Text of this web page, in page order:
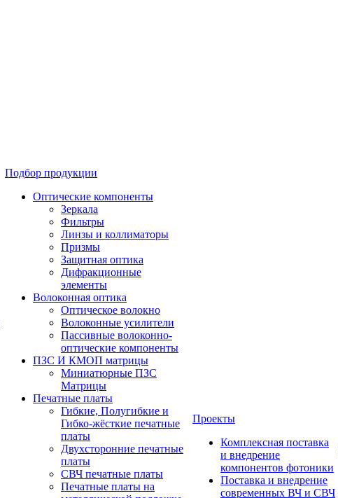
Подбор продукции
Оптические компоненты
Зеркала
Фильтры
Линзы и коллиматоры
Призмы
Защитная оптика
Дифракционные
элементы
Волоконная оптика
Оптическое волокно
Волоконные усилители
Пассивные волоконно-
оптические компоненты
ПЗС И КМОП матрицы
Миниатюрные ПЗС
Матрицы
Печатные платы
Гибкие, Полугибкие и
Гибко-жёсткие печатные
платы
Двухсторонние печатные
платы
СВЧ печатные платы
Печатные платы на
Проекты
Комплексная поставка
и внедрение
компонентов фотоники
Поставка и внедрение
современных ВЧ и СВЧ